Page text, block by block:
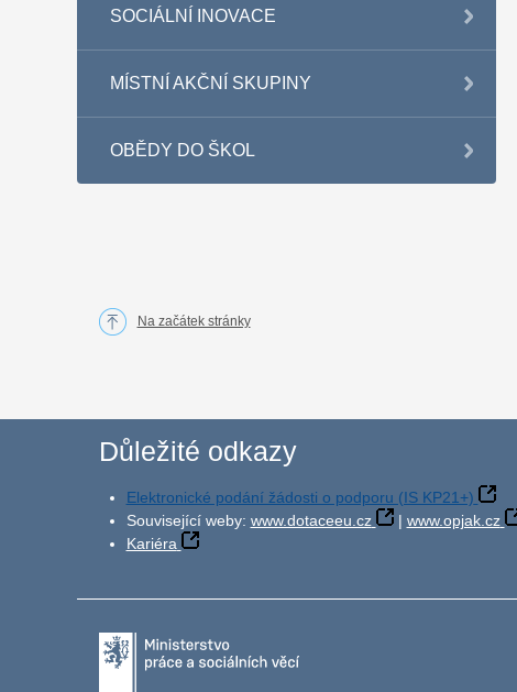
SOCIÁLNÍ INOVACE
MÍSTNÍ AKČNÍ SKUPINY
OBĚDY DO ŠKOL
Na začátek stránky
Důležité odkazy
Elektronické podání žádosti o podporu (IS KP21+)
Související weby: www.dotaceeu.cz | www.opjak.cz
Kariéra